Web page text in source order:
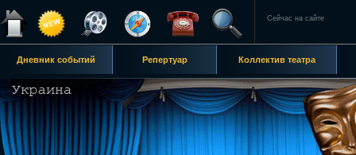
Сейчас на сайте
Дневник событий Репертуар Коллектив театра